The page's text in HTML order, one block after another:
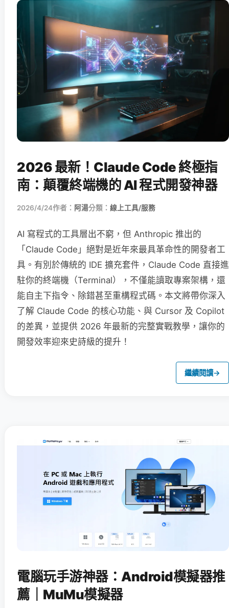
2026 最新！Claude Code 終極指
南：顛覆終端機的 AI 程式開發神器
2026/4/24作者： 阿湯分類： 線上工具/服務
AI 寫程式的工具層出不窮，但 Anthropic 推出的
「Claude Code」絕對是近年來最具革命性的開發者工
具。有別於傳統的 IDE 擴充套件，Claude Code 直接進
駐你的終端機（Terminal），不僅能讀取專案架構，還
能自主下指令、除錯甚至重構程式碼。本文將帶你深入
了解 Claude Code 的核心功能、與 Cursor 及 Copilot
的差異，並提供 2026 年最新的完整實戰教學，讓你的
開發效率迎來史詩級的提升！
繼續閱讀→
電腦玩手游神器：Android模擬器推
薦｜MuMu模擬器